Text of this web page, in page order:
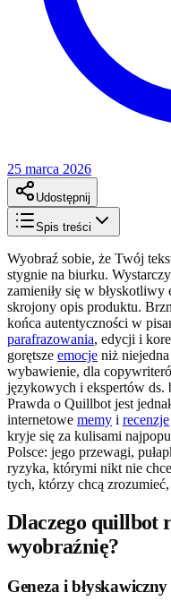
25 marca 2026
Udostępnij
Spis treści
Wyobraź sobie, że Twój
stygnie na biurku.
zamieniły się w
skrojony opis produktu.
końca autentyczności w
parafrazowania, edycji i
gorętsze emocje niż
wybawienie, dla
językowych i ekspertów ds.
Prawda o Quillbot jest
internetowe memy i recenzje
kryje się za kulisami
Polsce: jego przewagi,
ryzyka, którymi nikt nie
tych, którzy chcą
Dlaczego quillbot
wyobraźnię?
Geneza i